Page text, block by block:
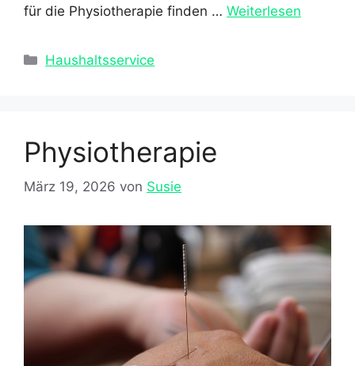
für die Physiotherapie finden … Weiterlesen
Kategorien
Haushaltsservice
Physiotherapie
März 19, 2026 von Susie